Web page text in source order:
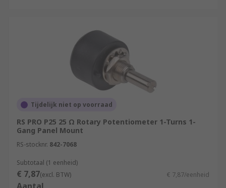
Tijdelijk niet op voorraad
RS PRO P25 25 Ω Rotary Potentiometer 1-Turns 1-
Gang Panel Mount
RS-stocknr. 842-7068
Subtotaal (1 eenheid)
€ 7,87(excl. BTW) € 7,87/eenheid